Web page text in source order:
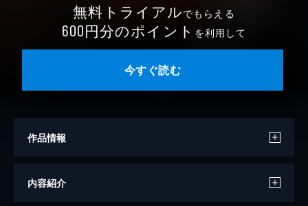
無料トライアルでもらえる
600円分のポイント を利用して
今すぐ読む
作品情報
著者
内容紹介